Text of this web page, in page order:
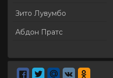
Зито Лувумбо
Абдон Пратс